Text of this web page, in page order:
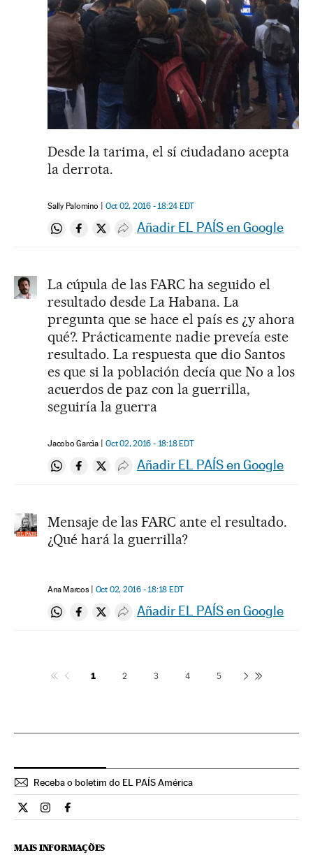
Desde la tarima, el sí ciudadano acepta
la derrota.
Sally Palomino Oct 02, 2016 - 18:24 EDT
Compartir en Whatsapp
Compartir en Facebook
Compartir en Twitter
Desplegar Redes Sociales
Añadir EL PAÍS en Google
La cúpula de las FARC ha seguido el
resultado desde La Habana. La
pregunta que se hace el país es ¿y ahora
qué?. Prácticamente nadie preveía este
resultado. La respuesta que dio Santos
es que si la población decía que No a los
acuerdos de paz con la guerrilla,
seguiría la guerra
Jacobo Garcìa Oct 02, 2016 - 18:18 EDT
Compartir en Whatsapp
Compartir en Facebook
Compartir en Twitter
Desplegar Redes Sociales
Añadir EL PAÍS en Google
Mensaje de las FARC ante el resultado.
¿Qué hará la guerrilla?
Ana Marcos Oct 02, 2016 - 18:18 EDT
Compartir en Whatsapp
Compartir en Facebook
Compartir en Twitter
Desplegar Redes Sociales
Añadir EL PAÍS en Google
1 2 3 4 5
Receba o boletim do EL PAÍS América
Internacional El País Brasil en Twitter
Internacional El País Brasil en Instagram
Internacional El País Brasil en Facebook
MAIS INFORMAÇÕES